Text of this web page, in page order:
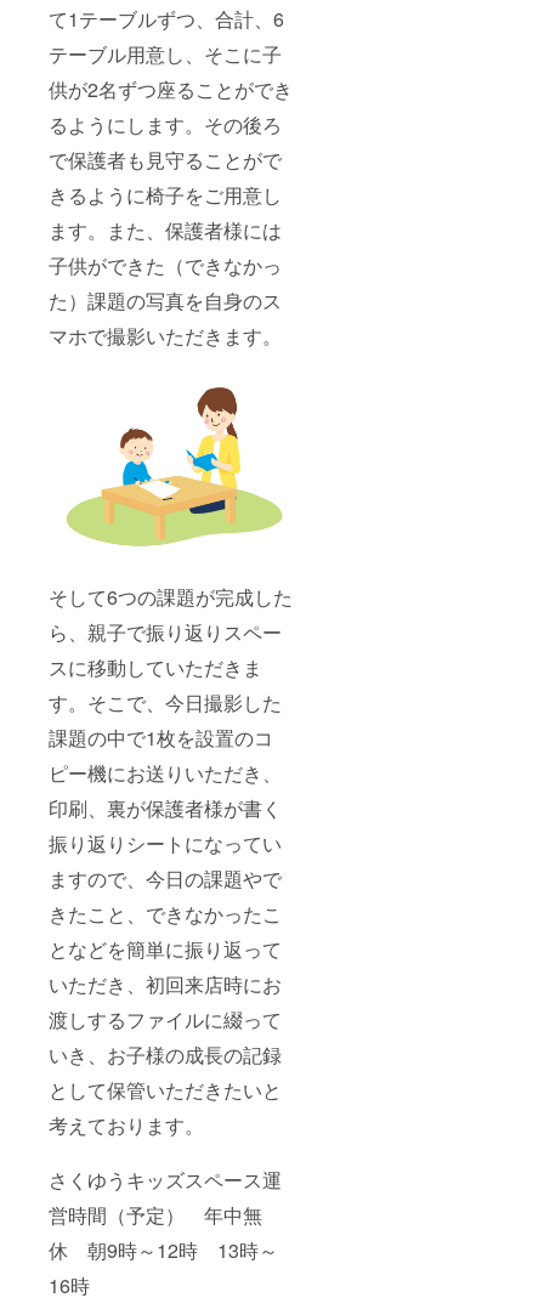
て1テーブルずつ、合計、6
テーブル用意し、そこに子
供が2名ずつ座ることができ
るようにします。その後ろ
で保護者も見守ることがで
きるように椅子をご用意し
ます。また、保護者様には
子供ができた（できなかっ
た）課題の写真を自身のス
マホで撮影いただきます。
そして6つの課題が完成した
ら、親子で振り返りスペー
スに移動していただきま
す。そこで、今日撮影した
課題の中で1枚を設置のコ
ピー機にお送りいただき、
印刷、裏が保護者様が書く
振り返りシートになってい
ますので、今日の課題やで
きたこと、できなかったこ
となどを簡単に振り返って
いただき、初回来店時にお
渡しするファイルに綴って
いき、お子様の成長の記録
として保管いただきたいと
考えております。
さくゆうキッズスペース運
営時間（予定） 年中無
休 朝9時～12時 13時～
16時